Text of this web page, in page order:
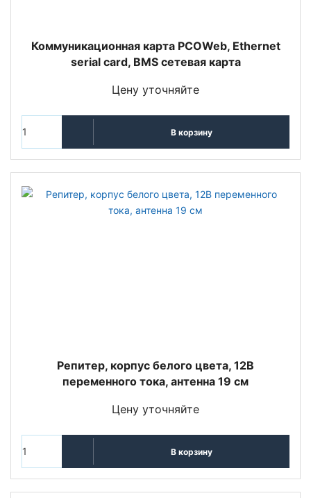
Коммуникационная карта PCOWeb, Ethernet
serial card, BMS сетевая карта
Цену уточняйте
В корзину
Репитер, корпус белого цвета, 12В
переменного тока, антенна 19 см
Цену уточняйте
В корзину